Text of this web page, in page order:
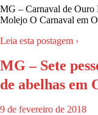
MG – Carnaval de Ouro
Molejo O Carnaval em
Leia esta postagem ›
MG – Sete
de abelhas em
9 de fevereiro de 2018